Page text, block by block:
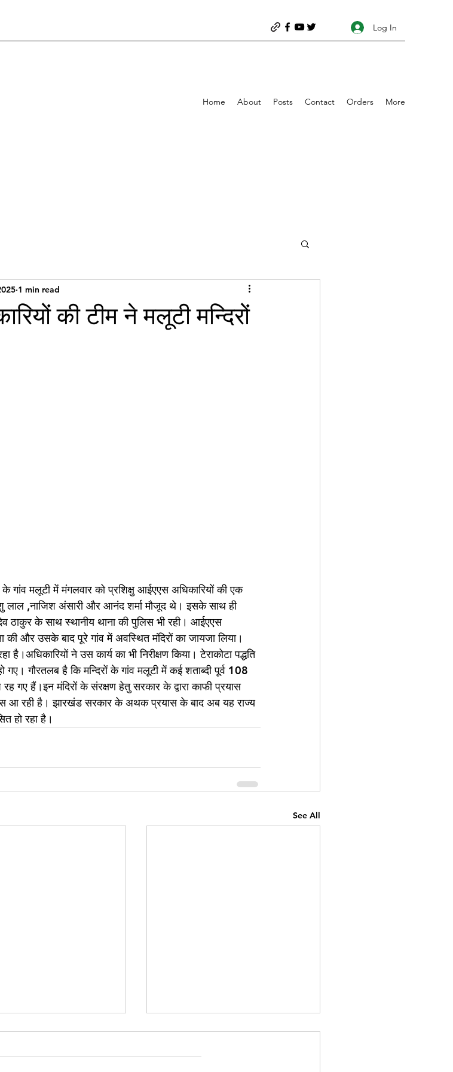
Log In
Home About Posts Contact Orders More
की टीम ने मलूटी मन्दिरों
1 min read
गांव मलूटी में मंगलवार को प्रशिक्षु आईएएस अधिकारियों की एक
लाल ,नाजिश अंसारी और आनंद शर्मा मौजूद थे। इसके साथ ही
ठाकुर के साथ स्थानीय थाना की पुलिस भी रही। आईएएस
की और उसके बाद पूरे गांव में अवस्थित मंदिरों का जायजा लिया।
है।अधिकारियों ने उस कार्य का भी निरीक्षण किया। टेराकोटा पद्धति
गौरतलब है कि मन्दिरों के गांव मलूटी में कई शताब्दी पूर्व 108
गए हैं।इन मंदिरों के संरक्षण हेतु सरकार के द्वारा काफी प्रयास
आ रही है। झारखंड सरकार के अथक प्रयास के बाद अब यह राज्य
हो रहा है।
See All